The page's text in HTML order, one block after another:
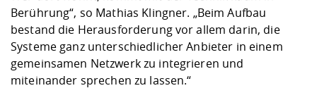
Berührung“, so Mathias Klingner. „Beim Aufbau
bestand die Herausforderung vor allem darin, die
Systeme ganz unterschiedlicher Anbieter in einem
gemeinsamen Netzwerk zu integrieren und
miteinander sprechen zu lassen.“